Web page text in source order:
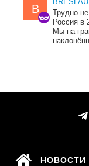
B
Трудно
Россия в
Мы на
НОВОСТИ